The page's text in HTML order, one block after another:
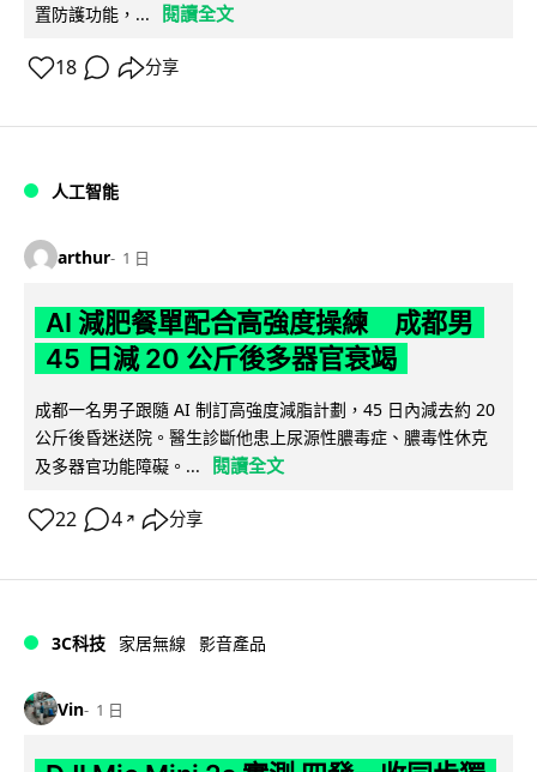
置防護功能，...
閱讀全文
18 分享
人工智能
arthur 1 日
AI 減肥餐單配合高強度操練 成都男
45 日減 20 公斤後多器官衰竭
成都一名男子跟隨 AI 制訂高強度減脂計劃，45 日內減去約 20
公斤後昏迷送院。醫生診斷他患上尿源性膿毒症、膿毒性休克
及多器官功能障礙。...
閱讀全文
22 4 ↗ 分享
3C科技 家居無線 影音產品
Vin 1 日